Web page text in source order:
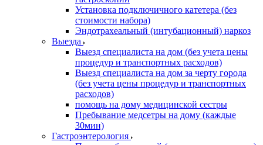
Установка подключичного катетера (без
стоимости набора)
Эндотрахеальный (интубационный) наркоз
Выезда
Выезд специалиста на дом (без учета цены
процедур и транспортных расходов)
Выезд специалиста на дом за черту города
(без учета цены процедур и транспортных
расходов)
помощь на дому медицинской сестры
Пребывание медсетры на дому (каждые
30мин)
Гастроэнтерология